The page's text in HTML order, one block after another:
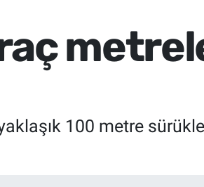
100 metre